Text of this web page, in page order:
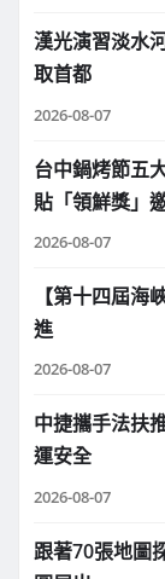
漢光演習淡水
取首都
2026-08-07
台中鍋烤節五
貼「領鮮獎」
2026-08-07
【第十四屆
進
2026-08-07
中捷攜手法扶
運安全
2026-08-07
跟著70張地圖